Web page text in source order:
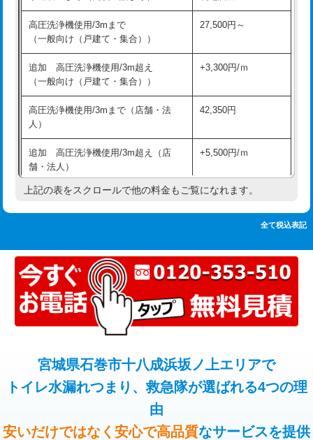
追加人工 16,500円
廃棄・処分 現場見積
※給水管工事は20mmまでの価格です。
持込商品取付（混合水栓）
持込商品取付（浄水器・分岐水栓） 16,500円
業）
排水管工事（追加 排水管工事/3ｍ超
え）
マス交換（土の掘削・埋め戻し作業） 11,000円~
マス交換（深さ50㎝以上） 66,000円
コンクリート斫り（厚さ10㎝まで） 27,500円
コンクリート斫り（厚さ10㎝超え） 38,500円
モルタル補修（厚さ10㎝まで） 27,500円
モルタル補修（厚さ10㎝超え） 38,500円
高圧洗浄機使用/3mまで
（一般向け（戸建て・集合））
27,500円～
追加 高圧洗浄機使用/3m超え
（一般向け（戸建て・集合））
+3,300円/ｍ
高圧洗浄機使用/3mまで（店舗・法
人）
42,350円
追加 高圧洗浄機使用/3m超え（店
舗・法人）
+5,500円/ｍ
高度高圧洗浄換 現地調査
トーラー機使用/3mまで 33,000円
追加トーラー機使用/3m超え +3,300円
カメラ調査 33,000円
止水・漏水調査・防水処理・清掃・修
理・調整・分解・加工など（軽作業）
11,000円
止水・漏水調査・防水処理・清掃・修
理・調整・分解・加工など（中作業）
上記の表をスクロールで他の料金もご覧になれます。
全て税込表記
宮城県石巻市十八成浜坂ノ上エリアで
トイレ水漏れつまり、救急隊が選ばれる4つの理
由
安いだけではなく安心で高品質なサービスを提供